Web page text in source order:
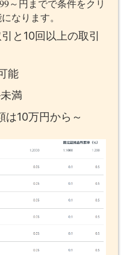
～円までで条件をクリ
なります。
と10回以上の取引
能
満
は10万円から～